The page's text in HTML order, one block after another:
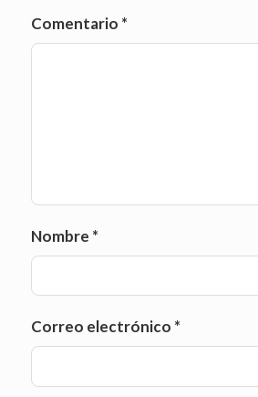
Comentario *
Nombre *
Correo electrónico *